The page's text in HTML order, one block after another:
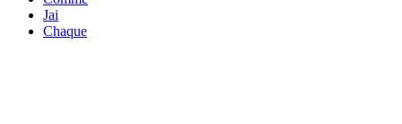
Jai
Chaque